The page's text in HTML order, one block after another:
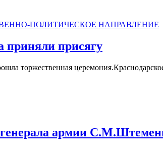
ПОЛИТИЧЕСКОЕ НАПРАВЛЕНИЕ
приняли присягу
торжественная
армии